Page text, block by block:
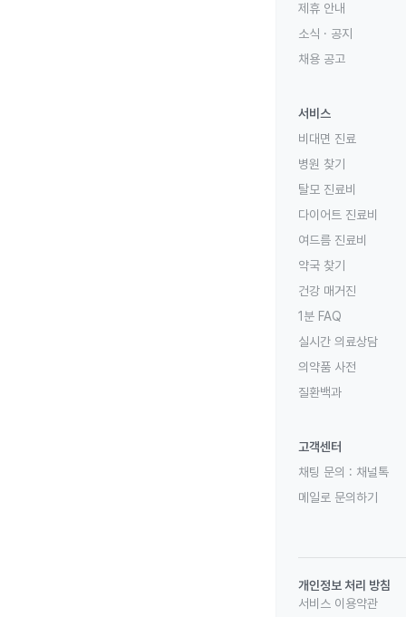
제휴 안내
소식 · 공지
채용 공고
서비스
비대면 진료
병원 찾기
탈모 진료비
다이어트 진료비
여드름 진료비
약국 찾기
건강 매거진
1분 FAQ
실시간 의료상담
의약품 사전
질환백과
고객센터
채팅 문의 : 채널톡
메일로 문의하기
개인정보 처리 방침
서비스 이용약관